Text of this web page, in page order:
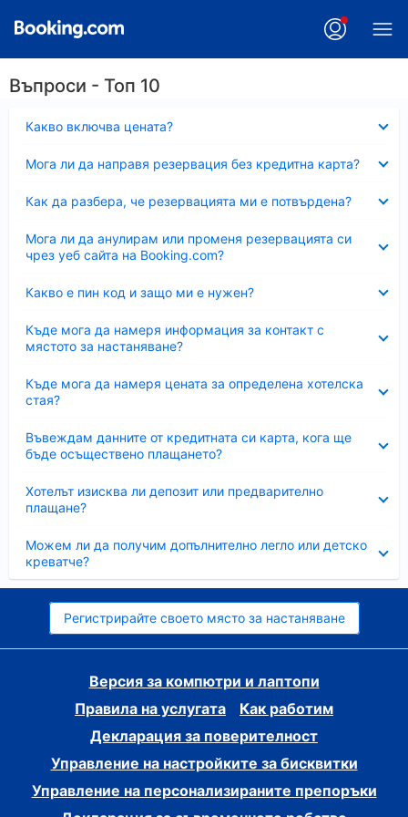
Въпроси - Топ 10
Какво включва цената?
Мога ли да направя резервация без кредитна карта?
Как да разбера, че резервацията ми е потвърдена?
Мога ли да анулирам или променя резервацията си
чрез уеб сайта на Booking.com?
Какво е пин код и защо ми е нужен?
Къде мога да намеря информация за контакт с
мястото за настаняване?
Къде мога да намеря цената за определена хотелска
стая?
Въвеждам данните от кредитната си карта, кога ще
бъде осъществено плащането?
Хотелът изисква ли депозит или предварително
плащане?
Можем ли да получим допълнително легло или детско
креватче?
Регистрирайте своето място за настаняване
Версия за компютри и лаптопи
Правила на услугата
Как работим
Декларация за поверителност
Управление на настройките за бисквитки
Управление на персонализираните препоръки